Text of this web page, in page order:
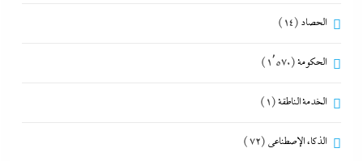
الحصاد (14)
الحكومة(1٬570)
الخدمة الناطقة(1)
الذكاء الإصطناعي (72)